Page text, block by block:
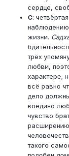
сердце,
C:
жизни.
трёх
любви,
характере,
всё равно
дело
воедино
чувство
такого